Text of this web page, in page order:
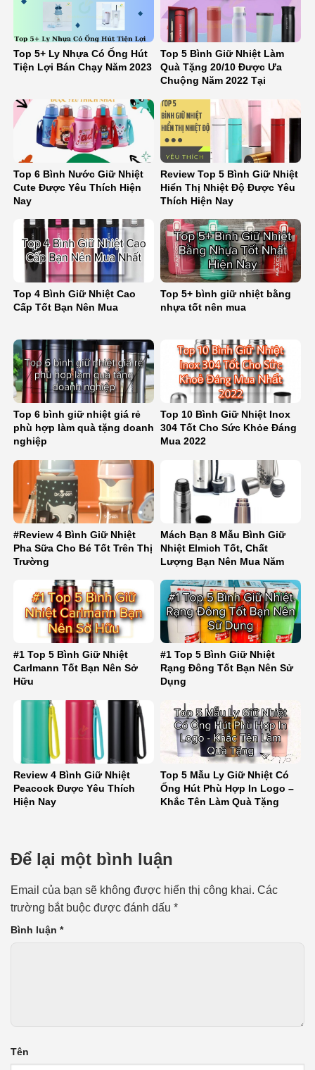
Top 5+ Ly Nhựa Có Ống Hút
Tiện Lợi Bán Chạy Năm 2023
Top 5 Bình Giữ Nhiệt Làm
Quà Tặng 20/10 Được Ưa
Chuộng Năm 2022 Tại
Top 6 Bình Nước Giữ Nhiệt
Cute Được Yêu Thích Hiện
Nay
Review Top 5 Bình Giữ Nhiệt
Hiển Thị Nhiệt Độ Được Yêu
Thích Hiện Nay
Top 4 Bình Giữ Nhiệt Cao
Cấp Tốt Bạn Nên Mua
Top 5+ bình giữ nhiệt bằng
nhựa tốt nên mua
Top 6 bình giữ nhiệt giá rẻ
phù hợp làm quà tặng doanh
nghiệp
Top 10 Bình Giữ Nhiệt Inox
304 Tốt Cho Sức Khỏe Đáng
Mua 2022
#Review 4 Bình Giữ Nhiệt
Pha Sữa Cho Bé Tốt Trên Thị
Trường
Mách Bạn 8 Mẫu Bình Giữ
Nhiệt Elmich Tốt, Chất
Lượng Bạn Nên Mua Năm
#1 Top 5 Bình Giữ Nhiệt
Carlmann Tốt Bạn Nên Sở
Hữu
#1 Top 5 Bình Giữ Nhiệt
Rạng Đông Tốt Bạn Nên Sử
Dụng
Review 4 Bình Giữ Nhiệt
Peacock Được Yêu Thích
Hiện Nay
Top 5 Mẫu Ly Giữ Nhiệt Có
Ống Hút Phù Hợp In Logo –
Khắc Tên Làm Quà Tặng
Để lại một bình luận
Email của bạn sẽ không được hiển thị công khai. Các
trường bắt buộc được đánh dấu *
Bình luận *
Tên